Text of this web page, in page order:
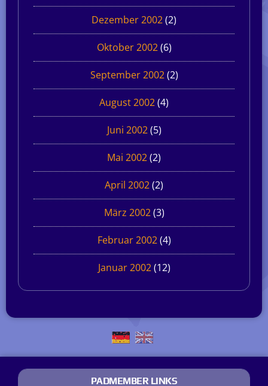
Dezember 2002(2)
Oktober 2002(6)
September 2002(2)
August 2002(4)
Juni 2002(5)
Mai 2002(2)
April 2002(2)
März 2002(3)
Februar 2002(4)
Januar 2002(12)
PADMEMBER LINKS